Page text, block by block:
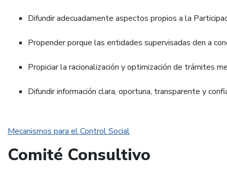
Difundir adecuadamente aspectos propios a la
Propender porque las entidades supervisadas den a
Propiciar la racionalización y optimización de trámites
Difundir información clara, oportuna, transparente y
Mecanismos para el Control Social
Comité Consultivo